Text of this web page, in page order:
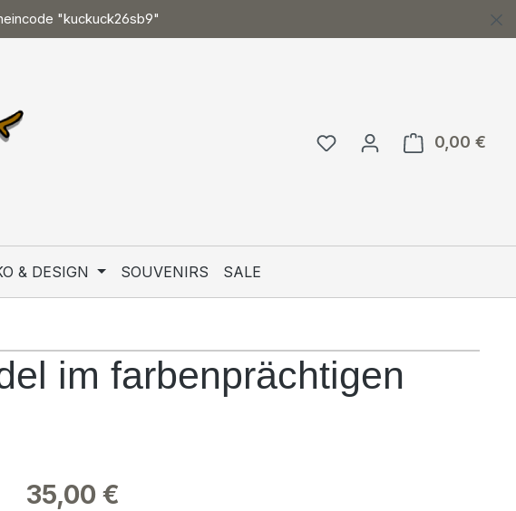
"kuckuck26sb9"
0,00 €
& DESIGN SOUVENIRS SALE
im farbenprächtigen
35,00 €